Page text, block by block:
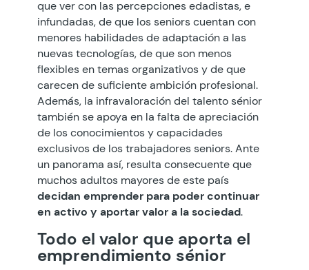
que ver con las percepciones edadistas, e
infundadas, de que los seniors cuentan con
menores habilidades de adaptación a las
nuevas tecnologías, de que son menos
flexibles en temas organizativos y de que
carecen de suficiente ambición profesional.
Además, la infravaloración del talento sénior
también se apoya en la falta de apreciación
de los conocimientos y capacidades
exclusivos de los trabajadores seniors. Ante
un panorama así, resulta consecuente que
muchos adultos mayores de este país
decidan emprender para poder continuar
en activo y aportar valor a la sociedad.
Todo el valor que aporta el
emprendimiento sénior